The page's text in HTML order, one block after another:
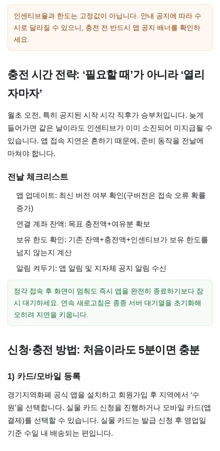
인센티브율과 한도는 고정값이 아닙니다. 안내 공지에 따라 수
시로 달라질 수 있으니, 충전 전 반드시 앱 공지 배너를 확인하
세요.
충전 시간 전략: ‘필요할 때’가 아니라 ‘열리
자마자’
월초 오전, 특히 공지된 시작 시각 직후가 승부처입니다. 늦게
들어가면 같은 날이라도 인센티브가 이미 소진되어 미지급될 수
있습니다. 앱 접속 지연은 흔하기 때문에, 준비 동작을 전날에
마쳐야 합니다.
전날 체크리스트
앱 업데이트: 최신 버전 여부 확인(구버전은 접속 오류 확률
증가)
연결 계좌 잔액: 목표 충전액+여유분 확보
보유 한도 확인: 기존 잔액+충전액+인센티브가 보유 한도를
넘지 않는지 계산
알림 켜두기: 앱 알림 및 지자체 공지 알림 수신
정각 접속 후 화면이 멈춰도 즉시 앱을 완전히 종료하기보다 잠
시 대기하세요. 연속 새로고침은 종종 서버 대기열을 초기화해
오히려 지연을 키웁니다.
신청·충전 방법: 처음이라도 5분이면 충분
1) 카드/모바일 등록
경기지역화폐 공식 앱을 설치하고 회원가입 후 지역에서 ‘수
원’을 선택합니다. 실물 카드 신청을 진행하거나 모바일 카드(앱
결제)를 선택할 수 있습니다. 실물 카드는 발급 신청 후 영업일
기준 수일 내 배송되는 편입니다.